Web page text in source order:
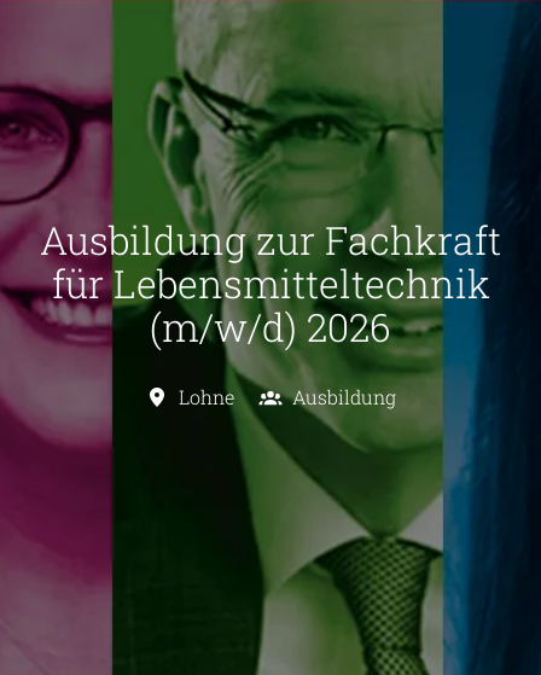
Ausbildung zur Fachkraft
für Lebensmitteltechnik
(m/w/d) 2026
Lohne Ausbildung